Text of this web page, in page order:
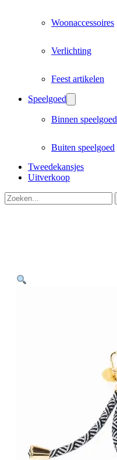
Woonaccessoires
Verlichting
Feest artikelen
Speelgoed
Binnen speelgoed
Buiten speelgoed
Tweedekansjes
Uitverkoop
Zoeken